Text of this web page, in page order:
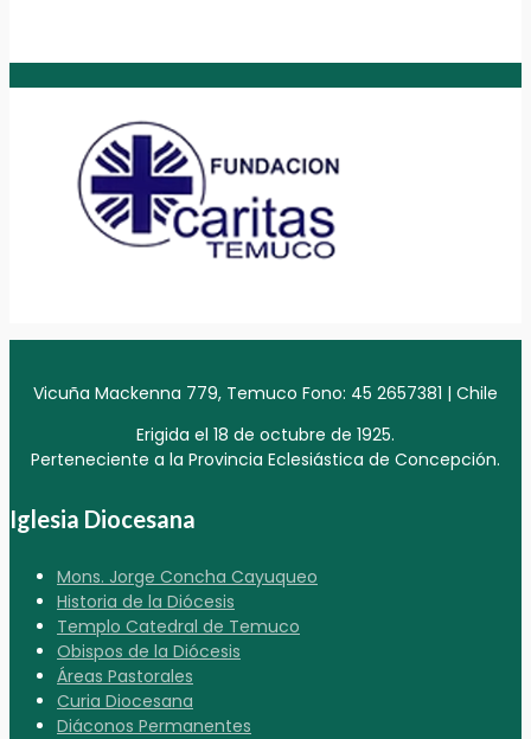
Vicuña Mackenna 779, Temuco Fono: 45 2657381 | Chile
Erigida el 18 de octubre de 1925.
Perteneciente a la Provincia Eclesiástica de Concepción.
Iglesia Diocesana
Mons. Jorge Concha Cayuqueo
Historia de la Diócesis
Templo Catedral de Temuco
Obispos de la Diócesis
Áreas Pastorales
Curia Diocesana
Diáconos Permanentes